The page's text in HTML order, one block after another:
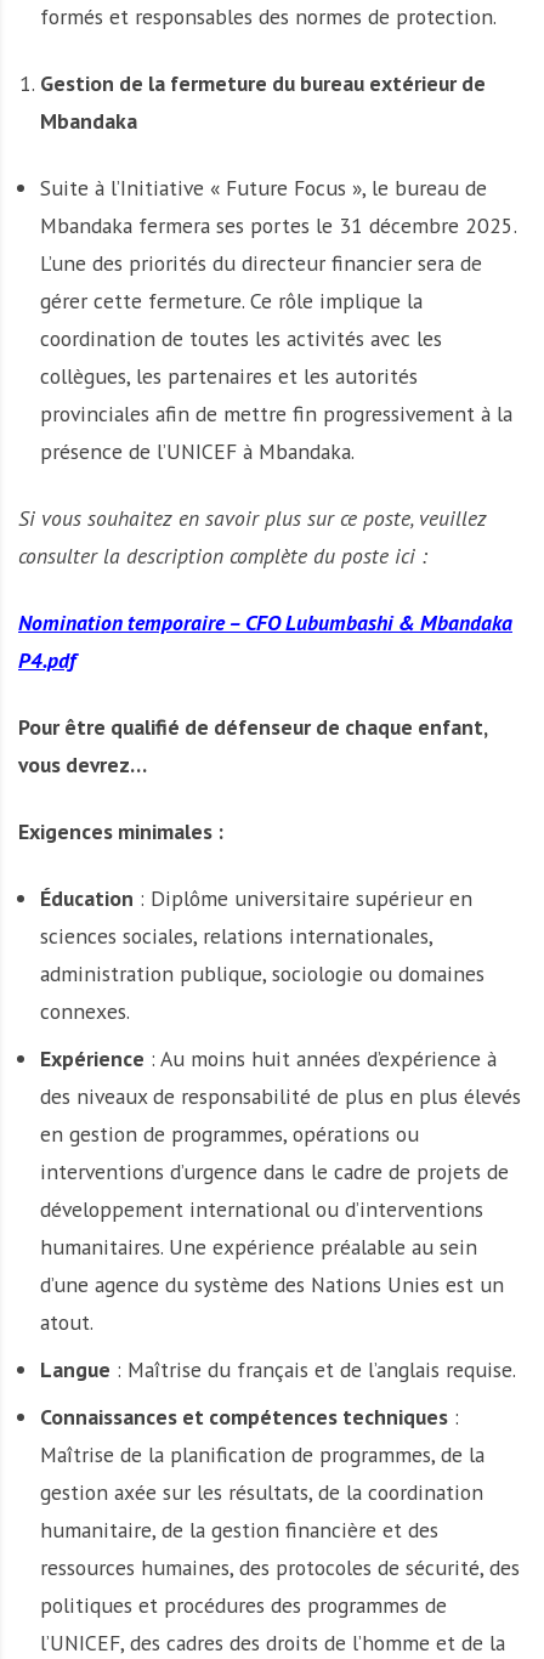
formés et responsables des normes de protection.
Gestion de la fermeture du bureau extérieur de
Mbandaka
Suite à l’Initiative « Future Focus », le bureau de
Mbandaka fermera ses portes le 31 décembre 2025.
L’une des priorités du directeur financier sera de
gérer cette fermeture. Ce rôle implique la
coordination de toutes les activités avec les
collègues, les partenaires et les autorités
provinciales afin de mettre fin progressivement à la
présence de l’UNICEF à Mbandaka.
Si vous souhaitez en savoir plus sur ce poste, veuillez
consulter la description complète du poste ici :
Nomination temporaire – CFO Lubumbashi & Mbandaka
P4.pdf
Pour être qualifié de défenseur de chaque enfant,
vous devrez…
Exigences minimales :
Éducation : Diplôme universitaire supérieur en
sciences sociales, relations internationales,
administration publique, sociologie ou domaines
connexes.
Expérience : Au moins huit années d’expérience à
des niveaux de responsabilité de plus en plus élevés
en gestion de programmes, opérations ou
interventions d’urgence dans le cadre de projets de
développement international ou d’interventions
humanitaires. Une expérience préalable au sein
d’une agence du système des Nations Unies est un
atout.
Langue : Maîtrise du français et de l’anglais requise.
Connaissances et compétences techniques:
Maîtrise de la planification de programmes, de la
gestion axée sur les résultats, de la coordination
humanitaire, de la gestion financière et des
ressources humaines, des protocoles de sécurité, des
politiques et procédures des programmes de
l’UNICEF, des cadres des droits de l’homme et de la